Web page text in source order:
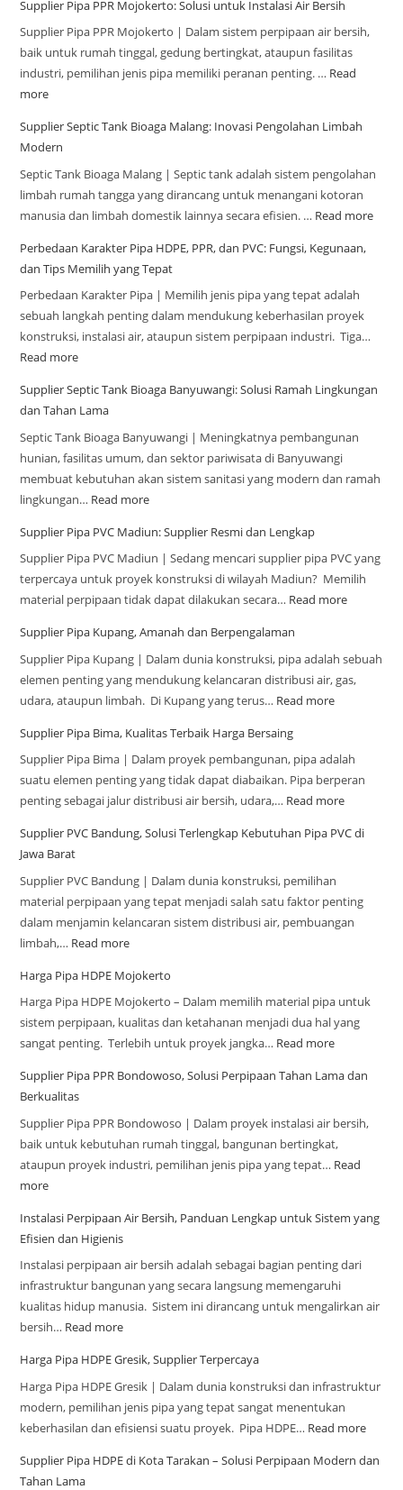
Supplier Pipa PPR Mojokerto: Solusi untuk Instalasi Air Bersih
Supplier Pipa PPR Mojokerto | Dalam sistem perpipaan air bersih,
baik untuk rumah tinggal, gedung bertingkat, ataupun fasilitas
industri, pemilihan jenis pipa memiliki peranan penting. … Read
more
Supplier Septic Tank Bioaga Malang: Inovasi Pengolahan Limbah
Modern
Septic Tank Bioaga Malang | Septic tank adalah sistem pengolahan
limbah rumah tangga yang dirancang untuk menangani kotoran
manusia dan limbah domestik lainnya secara efisien. … Read more
Perbedaan Karakter Pipa HDPE, PPR, dan PVC: Fungsi, Kegunaan,
dan Tips Memilih yang Tepat
Perbedaan Karakter Pipa | Memilih jenis pipa yang tepat adalah
sebuah langkah penting dalam mendukung keberhasilan proyek
konstruksi, instalasi air, ataupun sistem perpipaan industri. Tiga…
Read more
Supplier Septic Tank Bioaga Banyuwangi: Solusi Ramah Lingkungan
dan Tahan Lama
Septic Tank Bioaga Banyuwangi | Meningkatnya pembangunan
hunian, fasilitas umum, dan sektor pariwisata di Banyuwangi
membuat kebutuhan akan sistem sanitasi yang modern dan ramah
lingkungan… Read more
Supplier Pipa PVC Madiun: Supplier Resmi dan Lengkap
Supplier Pipa PVC Madiun | Sedang mencari supplier pipa PVC yang
terpercaya untuk proyek konstruksi di wilayah Madiun? Memilih
material perpipaan tidak dapat dilakukan secara… Read more
Supplier Pipa Kupang, Amanah dan Berpengalaman
Supplier Pipa Kupang | Dalam dunia konstruksi, pipa adalah sebuah
elemen penting yang mendukung kelancaran distribusi air, gas,
udara, ataupun limbah. Di Kupang yang terus… Read more
Supplier Pipa Bima, Kualitas Terbaik Harga Bersaing
Supplier Pipa Bima | Dalam proyek pembangunan, pipa adalah
suatu elemen penting yang tidak dapat diabaikan. Pipa berperan
penting sebagai jalur distribusi air bersih, udara,… Read more
Supplier PVC Bandung, Solusi Terlengkap Kebutuhan Pipa PVC di
Jawa Barat
Supplier PVC Bandung | Dalam dunia konstruksi, pemilihan
material perpipaan yang tepat menjadi salah satu faktor penting
dalam menjamin kelancaran sistem distribusi air, pembuangan
limbah,… Read more
Harga Pipa HDPE Mojokerto
Harga Pipa HDPE Mojokerto – Dalam memilih material pipa untuk
sistem perpipaan, kualitas dan ketahanan menjadi dua hal yang
sangat penting. Terlebih untuk proyek jangka… Read more
Supplier Pipa PPR Bondowoso, Solusi Perpipaan Tahan Lama dan
Berkualitas
Supplier Pipa PPR Bondowoso | Dalam proyek instalasi air bersih,
baik untuk kebutuhan rumah tinggal, bangunan bertingkat,
ataupun proyek industri, pemilihan jenis pipa yang tepat… Read
more
Instalasi Perpipaan Air Bersih, Panduan Lengkap untuk Sistem yang
Efisien dan Higienis
Instalasi perpipaan air bersih adalah sebagai bagian penting dari
infrastruktur bangunan yang secara langsung memengaruhi
kualitas hidup manusia. Sistem ini dirancang untuk mengalirkan air
bersih… Read more
Harga Pipa HDPE Gresik, Supplier Terpercaya
Harga Pipa HDPE Gresik | Dalam dunia konstruksi dan infrastruktur
modern, pemilihan jenis pipa yang tepat sangat menentukan
keberhasilan dan efisiensi suatu proyek. Pipa HDPE… Read more
Supplier Pipa HDPE di Kota Tarakan – Solusi Perpipaan Modern dan
Tahan Lama